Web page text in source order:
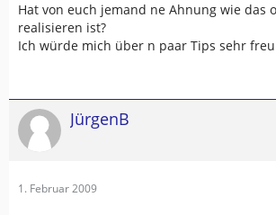
Hat von euch jemand ne Ahnung wie das
realisieren ist?
Ich würde mich über n paar Tips sehr
JürgenB
1. Februar 2009